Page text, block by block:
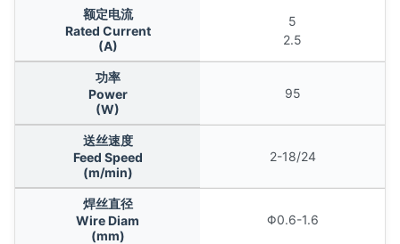
额定电流
Rated Current
(A)
5
2.5
功率
Power
(W)
95
送丝速度
Feed Speed
(m/min)
2-18/24
焊丝直径
Wire Diam
(mm)
Φ0.6-1.6